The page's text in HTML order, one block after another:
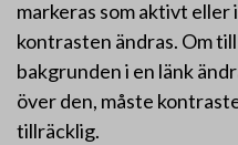
markeras som aktivt
kontrasten ändras. Om
bakgrunden i en länk
över den, måste
tillräcklig.